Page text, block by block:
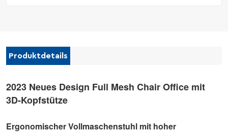
Produktdetails
2023 Neues Design Full Mesh Chair Office mit
3D-Kopfstütze
Ergonomischer Vollmaschenstuhl mit hoher